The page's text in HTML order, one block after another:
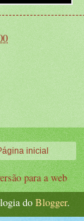
inicial
para a web
do Blogger.